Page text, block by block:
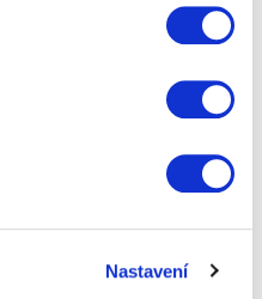
Nastavení